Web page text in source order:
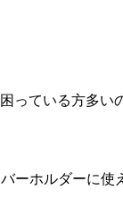
っている方多い
ーホルダーに使